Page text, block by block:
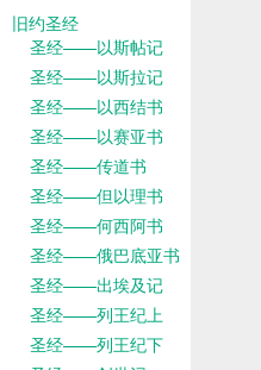
旧约圣经
圣经——以斯帖记
圣经——以斯拉记
圣经——以西结书
圣经——以赛亚书
圣经——传道书
圣经——但以理书
圣经——何西阿书
圣经——俄巴底亚书
圣经——出埃及记
圣经——列王纪上
圣经——列王纪下